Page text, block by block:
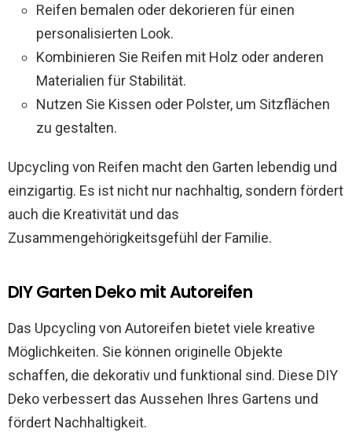
Reifen bemalen oder dekorieren für einen
personalisierten Look.
Kombinieren Sie Reifen mit Holz oder anderen
Materialien für Stabilität.
Nutzen Sie Kissen oder Polster, um Sitzflächen
zu gestalten.
Upcycling von Reifen macht den Garten lebendig und
einzigartig. Es ist nicht nur nachhaltig, sondern fördert
auch die Kreativität und das
Zusammengehörigkeitsgefühl der Familie.
DIY Garten Deko mit Autoreifen
Das Upcycling von Autoreifen bietet viele kreative
Möglichkeiten. Sie können originelle Objekte
schaffen, die dekorativ und funktional sind. Diese DIY
Deko verbessert das Aussehen Ihres Gartens und
fördert Nachhaltigkeit.